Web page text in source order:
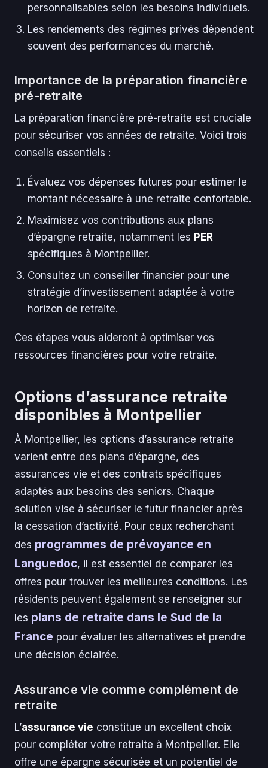
personnalisables selon les besoins individuels.
Les rendements des régimes privés dépendent
souvent des performances du marché.
Importance de la préparation financière
pré-retraite
La préparation financière pré-retraite est cruciale
pour sécuriser vos années de retraite. Voici trois
conseils essentiels :
Évaluez vos dépenses futures pour estimer le
montant nécessaire à une retraite confortable.
Maximisez vos contributions aux plans
d’épargne retraite, notamment les PER
spécifiques à Montpellier.
Consultez un conseiller financier pour une
stratégie d’investissement adaptée à votre
horizon de retraite.
Ces étapes vous aideront à optimiser vos
ressources financières pour votre retraite.
Options d’assurance retraite
disponibles à Montpellier
À Montpellier, les options d’assurance retraite
varient entre des plans d’épargne, des
assurances vie et des contrats spécifiques
adaptés aux besoins des seniors. Chaque
solution vise à sécuriser le futur financier après
la cessation d’activité. Pour ceux recherchant
des programmes de prévoyance en
Languedoc, il est essentiel de comparer les
offres pour trouver les meilleures conditions. Les
résidents peuvent également se renseigner sur
les plans de retraite dans le Sud de la
France pour évaluer les alternatives et prendre
une décision éclairée.
Assurance vie comme complément de
retraite
L’assurance vie constitue un excellent choix
pour compléter votre retraite à Montpellier. Elle
offre une épargne sécurisée et un potentiel de